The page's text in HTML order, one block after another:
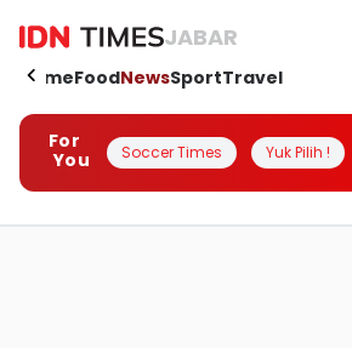
JABAR
HomeFoodNewsSportTravel
For
You
Soccer Times Yuk Pilih !